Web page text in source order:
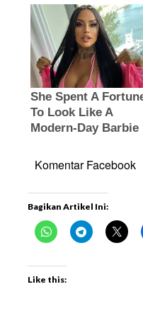
Komentar Facebook
Bagikan Artikel Ini:
Like this: